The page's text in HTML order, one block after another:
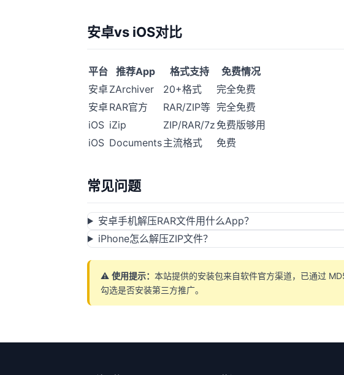
安卓vs iOS对比
平台 推荐App 格式支持
免费情况
安卓ZArchiver 20+格式
完全免费
安卓RAR官方 RAR/ZIP等 完全免费
iOS iZip ZIP/RAR/7z 免费版够用
iOS Documents主流格式 免费
常见问题
安卓手机解压RAR文件用什么App？
iPhone怎么解压ZIP文件？
⚠️ 使用提示： 本站提供的安装包来自软件官方渠道，已通过
勾选是否安装第三方推广。